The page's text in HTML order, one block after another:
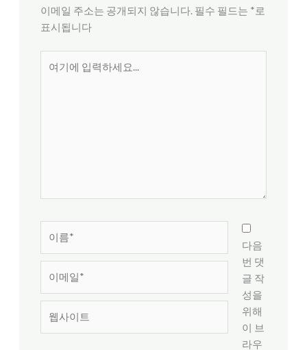
이메일 주소는 공개되지 않습니다. 필수 필드는 *로
표시됩니다
*
일
다음
번 댓
글 작
성을
위해
이 브
라우